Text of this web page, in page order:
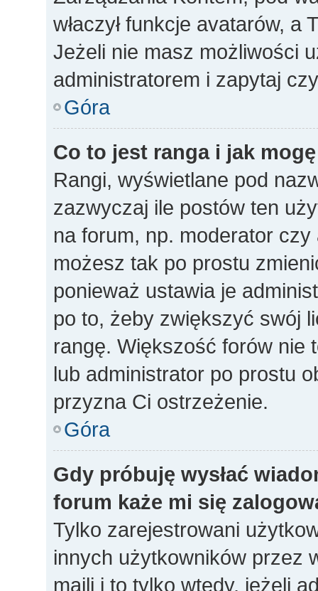
właczył funkcje avatarów,
Jeżeli nie masz możliwości
administratorem i zapytaj
Góra
Co to jest ranga i jak
Rangi, wyświetlane pod
zazwyczaj ile postów ten
na forum, np. moderator
możesz tak po prostu
ponieważ ustawia je
po to, żeby zwiększyć swój
rangę. Większość forów nie
lub administrator po prostu
przyzna Ci ostrzeżenie.
Góra
Gdy próbuję wysłać
forum każe mi się
Tylko zarejestrowani
innych użytkowników przez
maili i to tylko wtedy, jeżeli